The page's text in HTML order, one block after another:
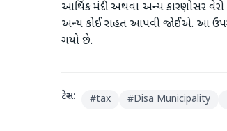
આર્થિક મંદી અથવા અન્ય કારણોસર
અન્ય કોઈ રાહત આપવી જોઈએ. આ
ગયો છે.
ટેગ્સ: #tax #Disa Municipality